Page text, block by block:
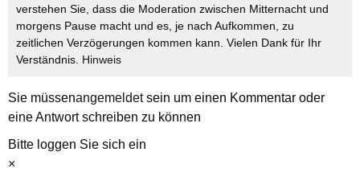
verstehen Sie, dass die Moderation zwischen Mitternacht und
morgens Pause macht und es, je nach Aufkommen, zu
zeitlichen Verzögerungen kommen kann. Vielen Dank für Ihr
Verständnis. Hinweis
Sie müssenangemeldetsein um einen Kommentar oder
eine Antwort schreiben zu können
Bitte loggen Sie sich ein
×